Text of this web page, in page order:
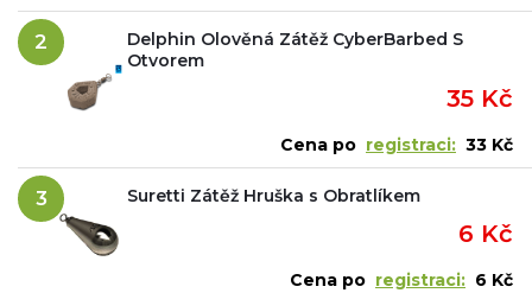
2
Delphin Olověná Zátěž CyberBarbed S
Otvorem
35 Kč
Cena po registraci: 33 Kč
3 Suretti Zátěž Hruška s Obratlíkem
6 Kč
Cena po registraci: 6 Kč